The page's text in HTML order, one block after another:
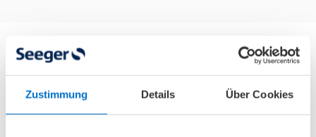
Zustimmung Details Über Cookies
Symptome und Beschwerden: Wie
macht sich Wirbelgleiten bemerkbar?